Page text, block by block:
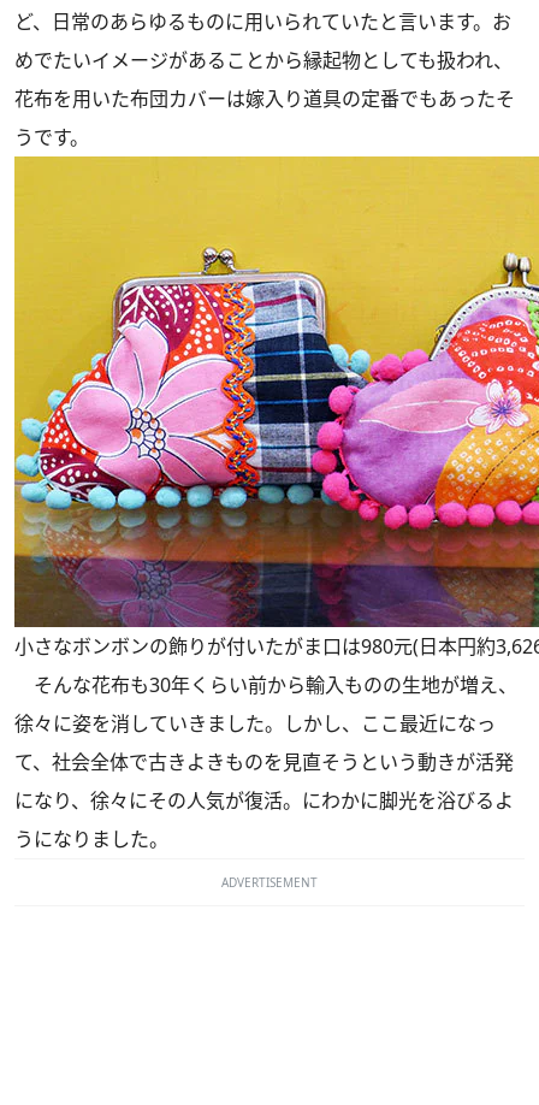
ど、日常のあらゆるものに用いられていたと言います。お
めでたいイメージがあることから縁起物としても扱われ、
花布を用いた布団カバーは嫁入り道具の定番でもあったそ
うです。
小さなボンボンの飾りが付いたがま口は980元(日本円約
そんな花布も30年くらい前から輸入ものの生地が増え、
徐々に姿を消していきました。しかし、ここ最近になっ
て、社会全体で古きよきものを見直そうという動きが活発
になり、徐々にその人気が復活。にわかに脚光を浴びるよ
うになりました。
ADVERTISEMENT